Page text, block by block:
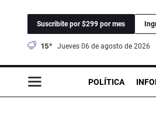
Suscribite por $299 por mes
15° jueves 06 de agosto de 2026
POLÍTICA